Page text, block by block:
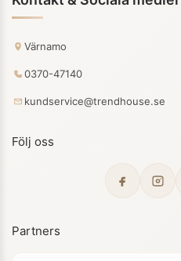
Värnamo
0370-47140
kundservice@trendhouse.se
Följ oss
Partners